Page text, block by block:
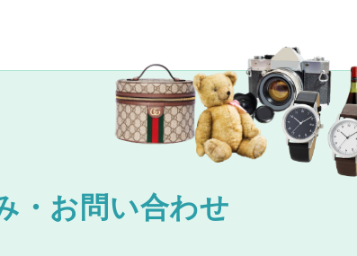
・お問い合わせ